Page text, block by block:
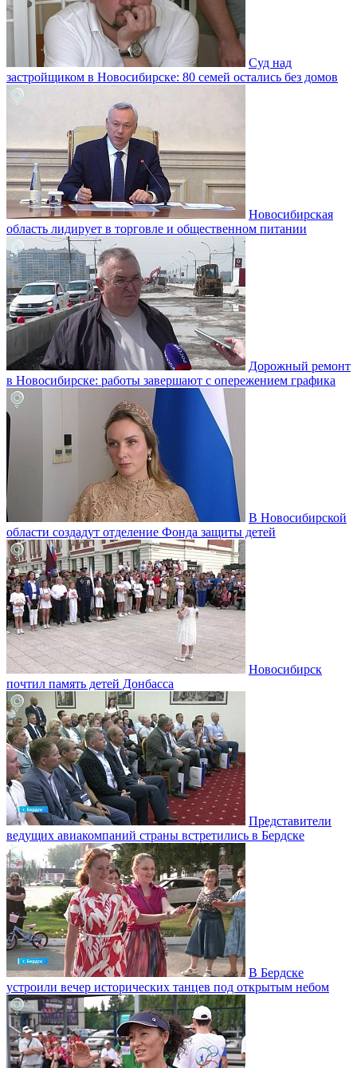
Суд над
застройщиком в Новосибирске: 80 семей остались без домов
Новосибирская
область лидирует в торговле и общественном питании
Дорожный ремонт
в Новосибирске: работы завершают с опережением графика
В Новосибирской
области создадут отделение Фонда защиты детей
Новосибирск
почтил память детей Донбасса
Представители
ведущих авиакомпаний страны встретились в Бердске
В Бердске
устроили вечер исторических танцев под открытым небом